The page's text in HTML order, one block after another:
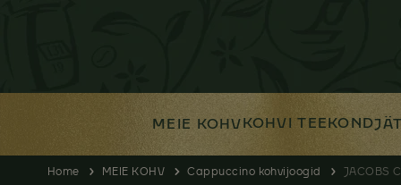
MEIE KOHVKOHVI TEEKOND
Home MEIE KOHV Cappuccino kohvijoogid JACOBS